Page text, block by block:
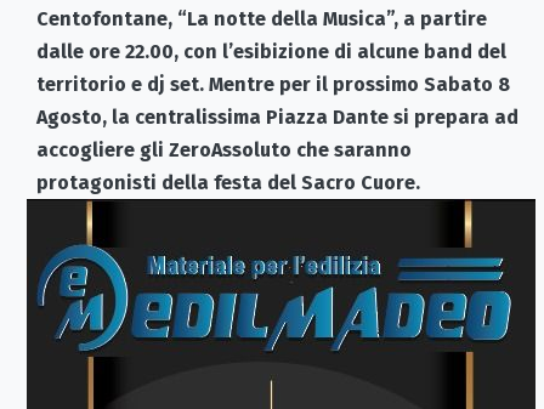
Centofontane, “La notte della Musica”, a partire
dalle ore 22.00, con l’esibizione di alcune band del
territorio e dj set. Mentre per il prossimo Sabato 8
Agosto, la centralissima Piazza Dante si prepara ad
accogliere gli ZeroAssoluto che saranno
protagonisti della festa del Sacro Cuore.